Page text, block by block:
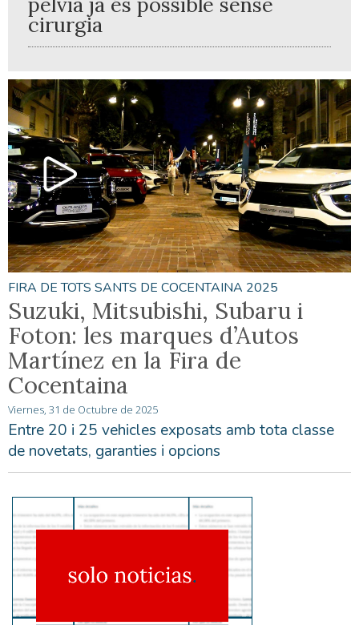
cirurgia
FIRA DE TOTS SANTS DE COCENTAINA 2025
Suzuki, Mitsubishi, Subaru i
Foton: les marques d’Autos
Martínez en la Fira de
Cocentaina
Viernes, 31 de Octubre de 2025
Entre 20 i 25 vehicles exposats amb tota classe
de novetats, garanties i opcions